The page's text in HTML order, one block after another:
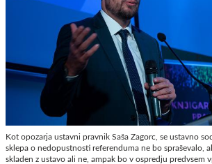
Kot opozarja ustavni pravnik Saša Zagorc, se ustavno
sklepa o nedopustnosti referenduma ne bo spraševalo,
skladen z ustavo ali ne, ampak bo v ospredju predvsem